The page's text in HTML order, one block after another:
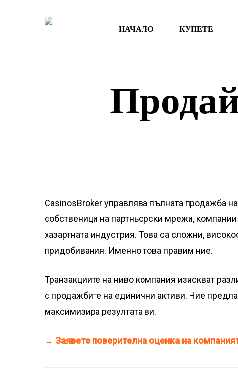
НАЧАЛО КУПЕТЕ
CasinosBroker управлява пълната продажба
собственици на партньорски мрежи,
хазартната индустрия. Това са сложни,
придобивания. Именно това правим ние.
Транзакциите на ниво компания изискват
с продажбите на единични активи. Ние
максимизира резултата ви.
→ Заявете поверителна оценка на